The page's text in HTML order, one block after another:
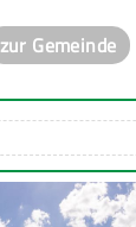
zur Gemeinde